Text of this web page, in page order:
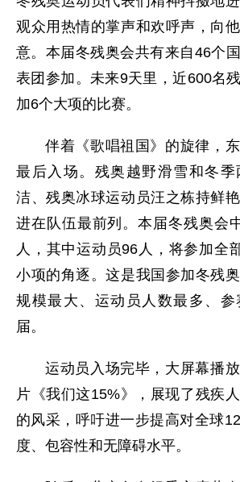
观众用热情的掌声和欢呼声，向
意。本届冬残奥会共有来自46个
表团参加。未来9天里，近600名
加6个大项的比赛。
伴着《歌唱祖国》的旋律，
最后入场。残奥越野滑雪和冬
洁、残奥冰球运动员汪之栋持鲜
进在队伍最前列。本届冬残奥会
人，其中运动员96人，将参加全
小项的角逐。这是我国参加冬残
规模最大、运动员人数最多、参
届。
运动员入场完毕，大屏幕播
片《我们这15%》，展现了残疾
的风采，呼吁进一步提高对全球
度、包容性和无障碍水平。